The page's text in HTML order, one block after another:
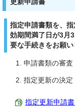
更新申請書
指定申請書類を、
効期間満了日が3月
要な手続きをお願い
申請書類の審査
指定更新の決定
指定更新申請書